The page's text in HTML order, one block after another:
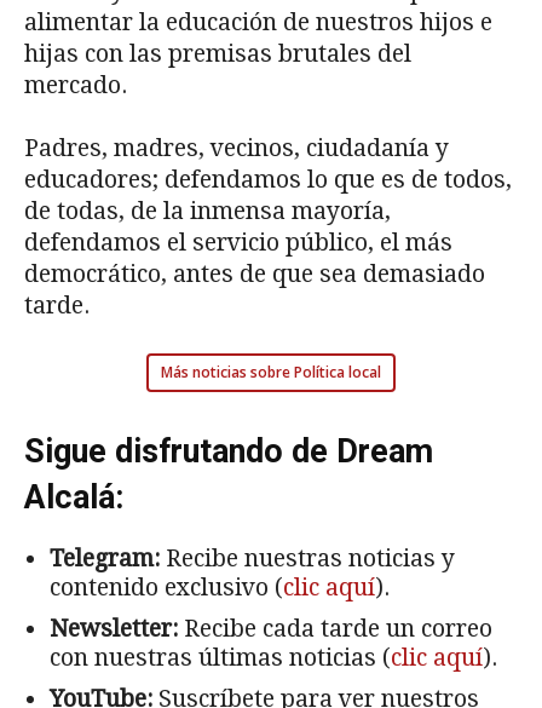
alimentar la educación de nuestros hijos e
hijas con las premisas brutales del
mercado.
Padres, madres, vecinos, ciudadanía y
educadores; defendamos lo que es de todos,
de todas, de la inmensa mayoría,
defendamos el servicio público, el más
democrático, antes de que sea demasiado
tarde.
Más noticias sobre Política local
Sigue disfrutando de Dream
Alcalá:
Telegram: Recibe nuestras noticias y
contenido exclusivo (clic aquí).
Newsletter: Recibe cada tarde un correo
con nuestras últimas noticias (clic aquí).
YouTube: Suscríbete para ver nuestros